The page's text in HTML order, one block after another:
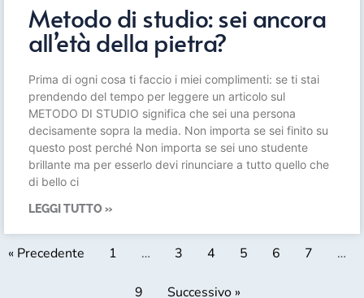
Metodo di studio: sei ancora
all’età della pietra?
Prima di ogni cosa ti faccio i miei complimenti: se ti stai
prendendo del tempo per leggere un articolo sul
METODO DI STUDIO significa che sei una persona
decisamente sopra la media. Non importa se sei finito su
questo post perché Non importa se sei uno studente
brillante ma per esserlo devi rinunciare a tutto quello che
di bello ci
LEGGI TUTTO »
« Precedente 1 … 3 4 5 6 7 …
9 Successivo »